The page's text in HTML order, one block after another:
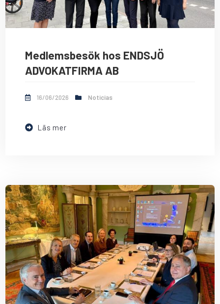
Medlemsbesök hos ENDSJÖ
ADVOKATFIRMA AB
16/06/2026 Noticias
Läs mer